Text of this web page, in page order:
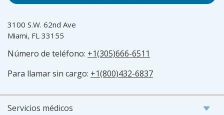
3100 S.W. 62nd Ave
Miami, FL 33155
Número de teléfono: +1(305)666-6511
Para llamar sin cargo: +1(800)432-6837
Servicios médicos